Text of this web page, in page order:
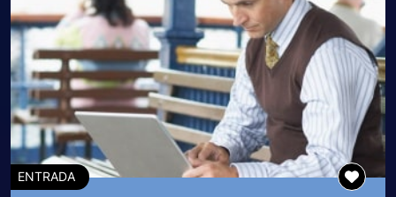
ENTRADA